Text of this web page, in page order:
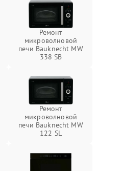
Ремонт
микроволновой
печи Bauknecht MW
338 SB
Ремонт
микроволновой
печи Bauknecht MW
122 SL